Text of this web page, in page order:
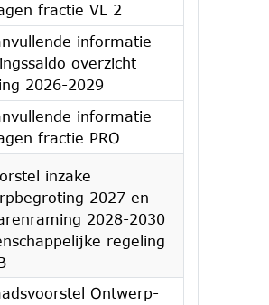
fractie VL 2
informatie -
overzicht
2026-2029
informatie
fractie PRO
inzake
2027 en
2028-2030
regeling
Ontwerp-